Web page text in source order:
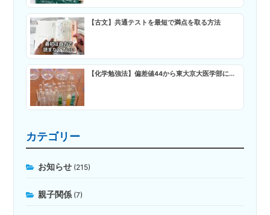
【古文】共通テストを最短で満点を取る方法
【化学勉強法】偏差値44から東大京大医学部に...
カテゴリー
お知らせ (215)
親子関係 (7)